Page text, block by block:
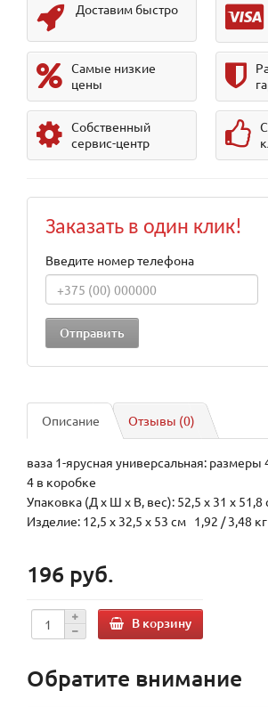
Доставим быстро
Самые низкие
цены
Собственный
сервис-центр
Заказать в один клик!
Введите номер телефона
Описание Отзывы (0)
ваза 1-ярусная универсальная: размеры
4 в коробке
Упаковка (Д х Ш х В, вес): 52,5 x 31 x
Изделие: 12,5 x 32,5 x 53 см 1,92 / 3,48 кг
196 руб.
В корзину
Обратите внимание